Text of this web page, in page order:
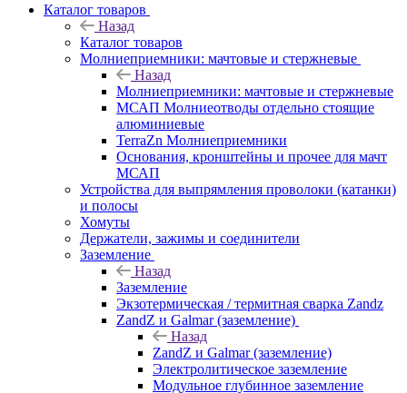
Каталог товаров
Назад
Каталог товаров
Молниеприемники: мачтовые и стержневые
Назад
Молниеприемники: мачтовые и стержневые
МСАП Молниеотводы отдельно стоящие
алюминиевые
TerraZn Молниеприемники
Основания, кронштейны и прочее для мачт
МСАП
Устройства для выпрямления проволоки (катанки)
и полосы
Хомуты
Держатели, зажимы и соединители
Заземление
Назад
Заземление
Экзотермическая / термитная сварка Zandz
ZandZ и Galmar (заземление)
Назад
ZandZ и Galmar (заземление)
Электролитическое заземление
Модульное глубинное заземление